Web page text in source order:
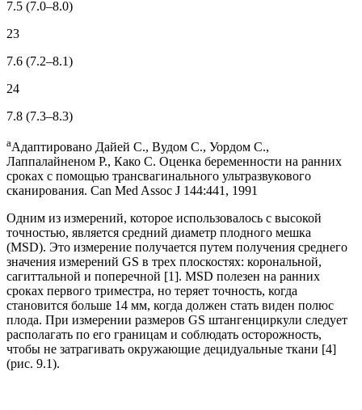
7.5 (7.0–8.0)
23
7.6 (7.2–8.1)
24
7.8 (7.3–8.3)
aАдаптировано Дайей С., Вудом С., Уордом С.,
Лаппалайненом Р., Како С. Оценка беременности на ранних
сроках с помощью трансвагинального ультразвукового
сканирования. Can Med Assoc J 144:441, 1991
Одним из измерений, которое использовалось с высокой
точностью, является средний диаметр плодного мешка
(MSD). Это измерение получается путем получения среднего
значения измерений GS в трех плоскостях: корональной,
сагиттальной и поперечной [1]. MSD полезен на ранних
сроках первого триместра, но теряет точность, когда
становится больше 14 мм, когда должен стать виден полюс
плода. При измерении размеров GS штангенциркули следует
располагать по его границам и соблюдать осторожность,
чтобы не затрагивать окружающие децидуальные ткани [4]
(рис. 9.1).